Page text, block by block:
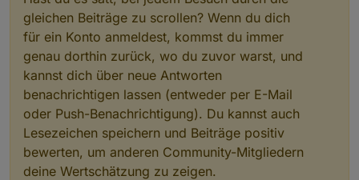
gleichen Beiträge zu scrollen? Wenn du dich
für ein Konto anmeldest, kommst du immer
genau dorthin zurück, wo du zuvor warst, und
kannst dich über neue Antworten
benachrichtigen lassen (entweder per E-Mail
oder Push-Benachrichtigung). Du kannst auch
Lesezeichen speichern und Beiträge positiv
bewerten, um anderen Community-Mitgliedern
deine Wertschätzung zu zeigen.